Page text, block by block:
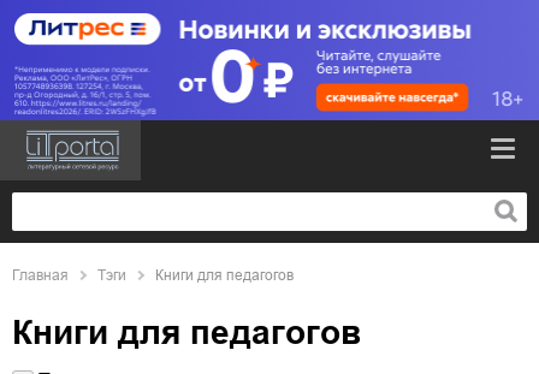
Главная Тэги Книги для педагогов
Книги для педагогов